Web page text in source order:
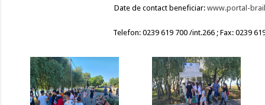
Date de contact beneficiar: www.portal-
Telefon: 0239 619 700 /int.266 ; Fax: 0239